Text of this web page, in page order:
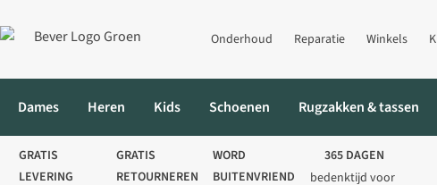
Onderhoud Reparatie Winkels
Dames Heren Kids Schoenen Rugzakken & tassen
GRATIS
LEVERING
GRATIS
RETOURNEREN
WORD
BUITENVRIEND
365 DAGEN
bedenktijd voor